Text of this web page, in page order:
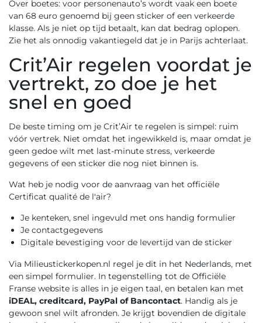
Over boetes: voor personenauto’s wordt vaak een boete
van 68 euro genoemd bij geen sticker of een verkeerde
klasse. Als je niet op tijd betaalt, kan dat bedrag oplopen.
Zie het als onnodig vakantiegeld dat je in Parijs achterlaat.
Crit’Air regelen voordat je
vertrekt, zo doe je het
snel en goed
De beste timing om je Crit’Air te regelen is simpel: ruim
vóór vertrek. Niet omdat het ingewikkeld is, maar omdat je
geen gedoe wilt met last-minute stress, verkeerde
gegevens of een sticker die nog niet binnen is.
Wat heb je nodig voor de aanvraag van het officiële
Certificat qualité de l'air?
Je kenteken, snel ingevuld met ons handig formulier
Je contactgegevens
Digitale bevestiging voor de levertijd van de sticker
Via Milieustickerkopen.nl regel je dit in het Nederlands, met
een simpel formulier. In tegenstelling tot de Officiële
Franse website is alles in je eigen taal, en betalen kan met
iDEAL, creditcard, PayPal of Bancontact. Handig als je
gewoon snel wilt afronden. Je krijgt bovendien de digitale